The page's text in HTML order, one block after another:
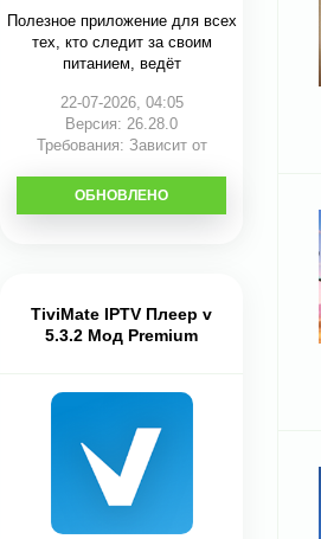
Полезное приложение для всех
тех, кто следит за своим
питанием, ведёт
22-07-2026, 04:05
Версия: 26.28.0
Требования: Зависит от
СКАЧАТЬ
ОБНОВЛЕНО
TiviMate IPTV Плеер v
5.3.2 Мод Premium